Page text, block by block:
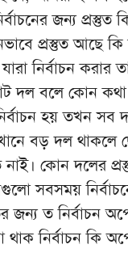
জন্য প্রস্তুত
প্রস্তুত আছে কি
নির্বাচন করার
দল বলে কোন কথা
হয় তখন সব
বড় দল থাকলে
কোন দলের
সবসময়
জন্য ত নির্বাচন
থাক নির্বাচন কি